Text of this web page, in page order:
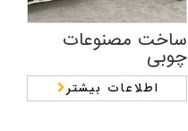
ساخت مصنوعات
چوبی
اطلاعات بیشتر